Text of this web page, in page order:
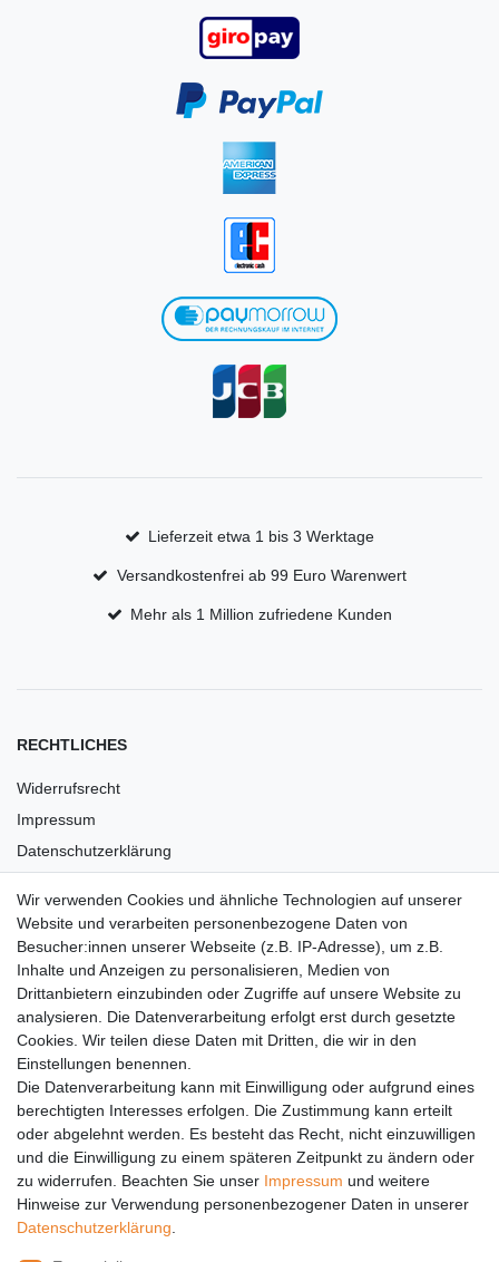
Lieferzeit etwa 1 bis 3 Werktage
Versandkostenfrei ab 99 Euro Warenwert
Mehr als 1 Million zufriedene Kunden
RECHTLICHES
Widerrufsrecht
Impressum
Datenschutzerklärung
Barrierefreiheit
Anleitungen
Vertrag widerrufen
PARTNER
DHL
GLS
PaketPLUS
SPONSORING
Wir verwenden Cookies und ähnliche Technologien auf unserer
Website und verarbeiten personenbezogene Daten von
Besucher:innen unserer Webseite (z.B. IP-Adresse), um z.B.
Inhalte und Anzeigen zu personalisieren, Medien von
Drittanbietern einzubinden oder Zugriffe auf unsere Website zu
analysieren. Die Datenverarbeitung erfolgt erst durch gesetzte
Cookies. Wir teilen diese Daten mit Dritten, die wir in den
Einstellungen benennen.
Die Datenverarbeitung kann mit Einwilligung oder aufgrund eines
berechtigten Interesses erfolgen. Die Zustimmung kann erteilt
oder abgelehnt werden. Es besteht das Recht, nicht einzuwilligen
und die Einwilligung zu einem späteren Zeitpunkt zu ändern oder
zu widerrufen. Beachten Sie unser Impressum und weitere
Hinweise zur Verwendung personenbezogener Daten in unserer
Daten­schutz­erklärung